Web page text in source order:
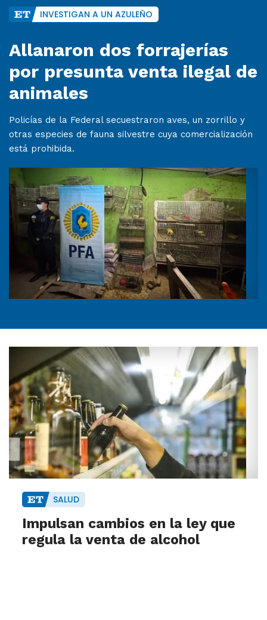
INVESTIGAN A UN AZULEÑO
Allanaron dos forrajerías
por presunta venta ilegal de
animales
Policías de la Federal secuestraron aves, un zorrillo y
otras especies de fauna silvestre cuya comercialización
está prohibida.
SALUD
Impulsan cambios en la ley que
regula la venta de alcohol